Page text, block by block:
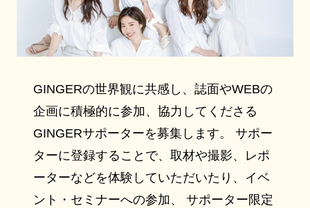
GINGERの世界観に共感し、誌面やWEBの
企画に積極的に参加、協力してくださる
GINGERサポーターを募集します。 サポー
ターに登録することで、取材や撮影、レポ
ーターなどを体験していただいたり、イベ
ント・セミナーへの参加、 サポーター限定